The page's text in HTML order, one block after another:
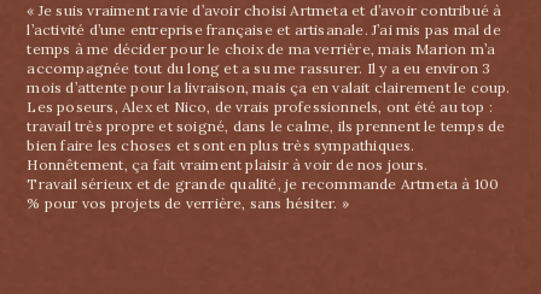
« Je suis vraiment ravie d’avoir choisi Artmeta et d’avoir contribué à
l’activité d’une entreprise française et artisanale. J’ai mis pas mal de
temps à me décider pour le choix de ma verrière, mais Marion m’a
accompagnée tout du long et a su me rassurer. Il y a eu environ 3
mois d’attente pour la livraison, mais ça en valait clairement le coup.
Les poseurs, Alex et Nico, de vrais professionnels, ont été au top :
travail très propre et soigné, dans le calme, ils prennent le temps de
bien faire les choses et sont en plus très sympathiques.
Honnêtement, ça fait vraiment plaisir à voir de nos jours.
Travail sérieux et de grande qualité, je recommande Artmeta à 100
% pour vos projets de verrière, sans hésiter. »